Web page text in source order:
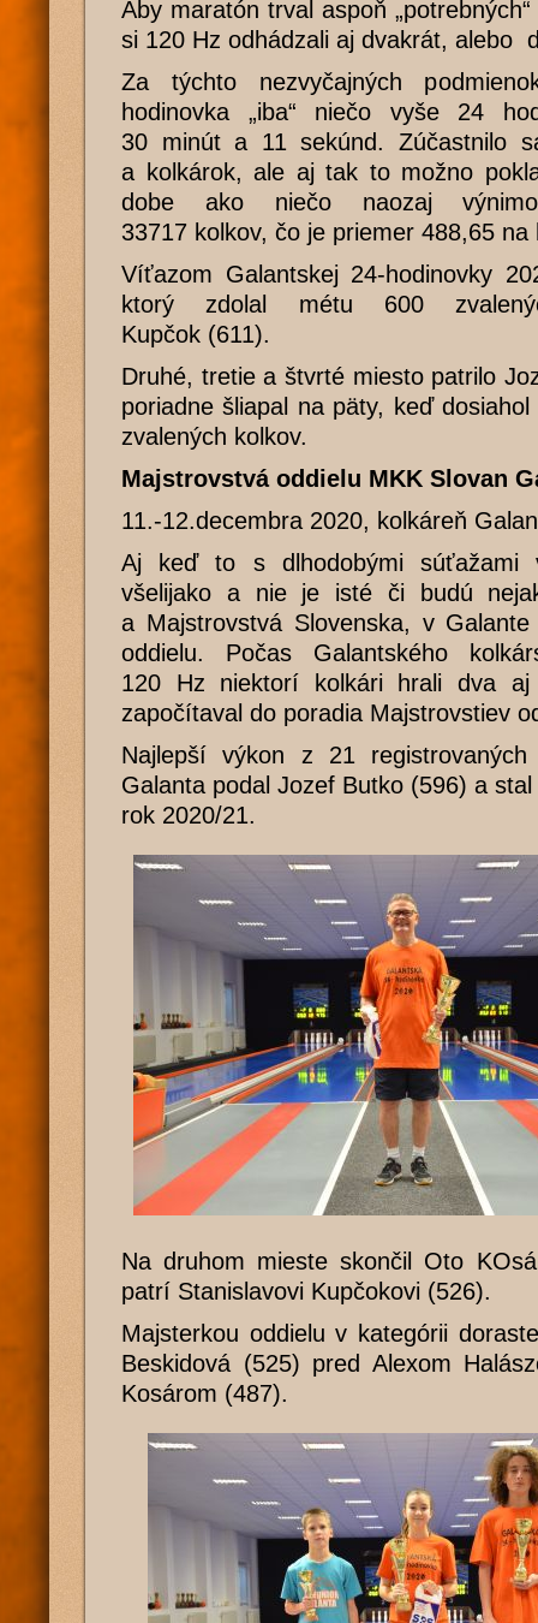
Aby maratón trval aspoň
si 120 Hz odhádzali aj dvakrát,
Za týchto nezvyčajných
hodinovka „iba“ niečo vyše 24
30 minút a 11 sekúnd. Zúčastnilo
a kolkárok, ale aj tak to možno
dobe ako niečo naozaj
33717 kolkov, čo je priemer 488,65 na
Víťazom Galantskej 24-hodinovky
ktorý zdolal métu 600
Kupčok (611).
Druhé, tretie a štvrté miesto patrilo
poriadne šliapal na päty, keď
zvalených kolkov.
Majstrovstvá oddielu MKK Slovan
11.-12.decembra 2020, kolkáreň
Aj keď to s dlhodobými súťažami
všelijako a nie je isté či budú
a Majstrovstvá Slovenska, v
oddielu. Počas Galantského
120 Hz niektorí kolkári hrali dva
započítaval do poradia Majstrovstiev
Najlepší výkon z 21
Galanta podal Jozef Butko (596) a
rok 2020/21.
Na druhom mieste skončil Oto
patrí Stanislavovi Kupčokovi (526).
Majsterkou oddielu v kategórii
Beskidová (525) pred Alexom
Kosárom (487).